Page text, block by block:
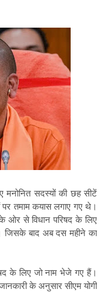
मनोनित सदस्यों की छह सीटें
तमाम कयास लगाए गए थे।
ओर से विधान परिषद के लिए
जिसके बाद अब दस महीने का
के लिए जो नाम भेजे गए हैं।
के अनुसार सीएम योगी